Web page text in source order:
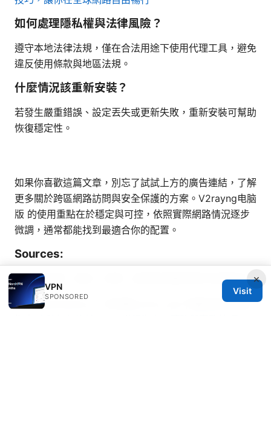
如何處理隱私權與法律風險？
遵守本地法律法規，僅在合法用途下使用代理工具，避免
違反使用條款與地區法規。
什麼情況該重新安裝？
若發生嚴重錯誤、設定丟失或更新失敗，重新安裝可幫助
恢復穩定性。
如果你喜歡這篇文章，別忘了試試上方的廣告連結，了解
更多關於跨區網路訪問與安全保護的方案。V2rayng电脑
版 的使用重點在於穩定與可控，依照實際網路情況逐步
微調，通常都能找到最適合你的配置。
Sources:
Vpn 买东西：安全、实用、省钱的完整攻略与实操技巧
2026年windows ⭐ 10免費proton vpn下載與安裝完整
×
VPN
SPONSORED
Visit